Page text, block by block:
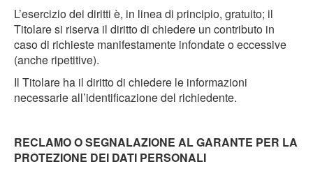
L’esercizio dei diritti è, in linea di principio, gratuito; il
Titolare si riserva il diritto di chiedere un contributo in
caso di richieste manifestamente infondate o eccessive
(anche ripetitive).
Il Titolare ha il diritto di chiedere le informazioni
necessarie all’identificazione del richiedente.
RECLAMO O SEGNALAZIONE AL GARANTE PER LA
PROTEZIONE DEI DATI PERSONALI